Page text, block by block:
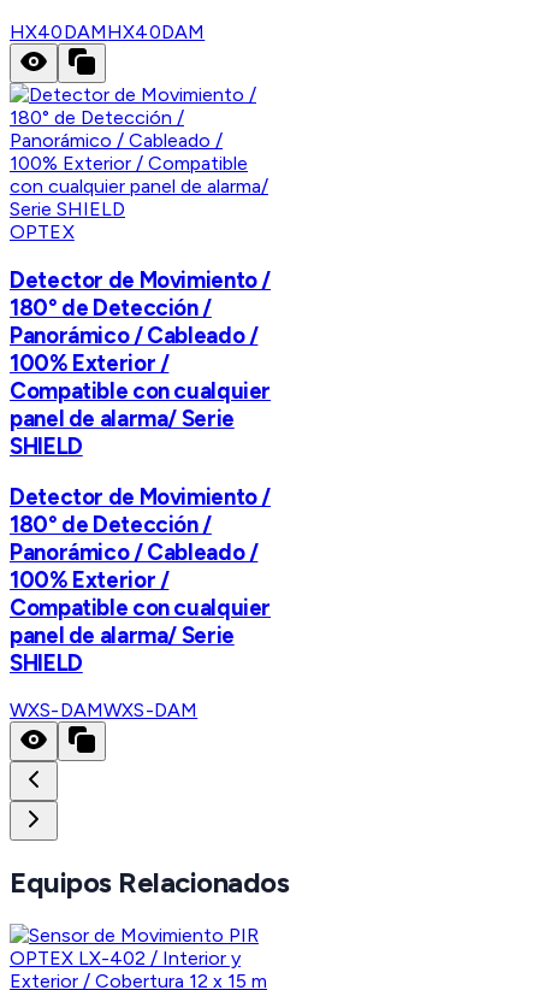
HX40DAMHX40DAM
OPTEX
Detector de Movimiento /
180° de Detección /
Panorámico / Cableado /
100% Exterior /
Compatible con cualquier
panel de alarma/ Serie
SHIELD
Detector de Movimiento /
180° de Detección /
Panorámico / Cableado /
100% Exterior /
Compatible con cualquier
panel de alarma/ Serie
SHIELD
WXS-DAMWXS-DAM
Equipos Relacionados